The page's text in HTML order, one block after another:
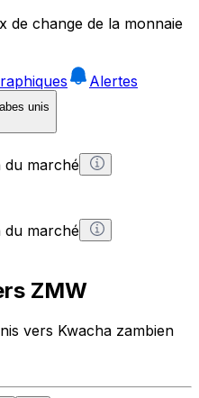
de change de la monnaie
Alertes
unis
du marché
du marché
ZMW
vers Kwacha zambien